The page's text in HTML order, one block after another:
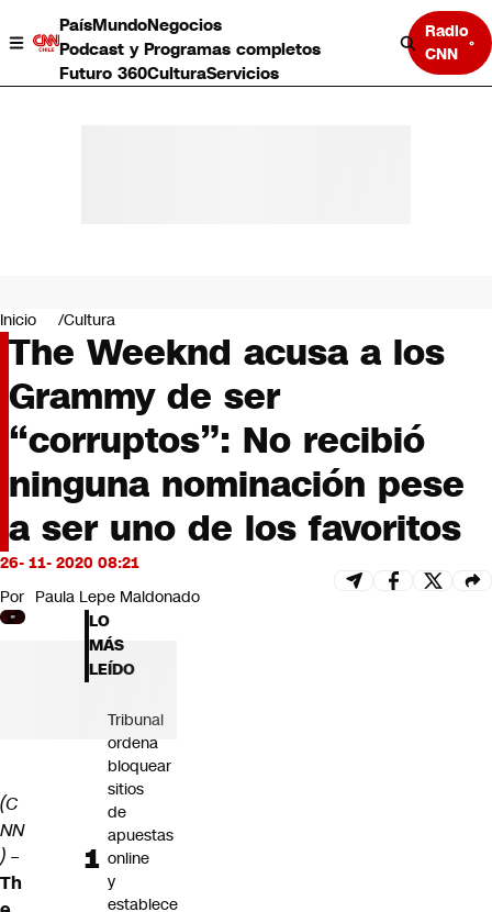
PaísMundoNegocios
Podcast y Programas completos
Futuro 360CulturaServicios
Radio
CNN
Negocios
Deportes
Programas completos
Cultura
Servicios
Bits
CNN tiempo
Futuro 360
Opinión
Inicio Cultura
The Weeknd acusa a los
Grammy de ser
“corruptos”: No recibió
ninguna nominación pese
a ser uno de los favoritos
26- 11- 2020 08:21
Por Paula Lepe Maldonado
(C
NN
) –
Th
LO
MÁS
LEÍDO
Tribunal
ordena
bloquear
sitios
de
apuestas
online
y
establece